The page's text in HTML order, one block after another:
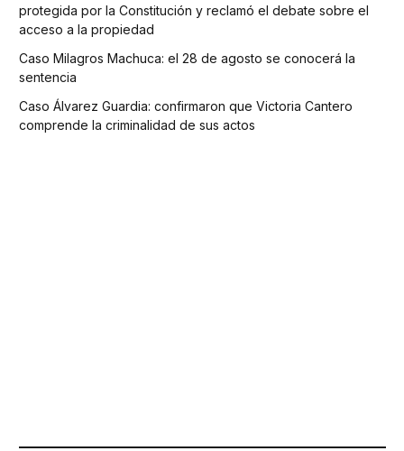
protegida por la Constitución y reclamó el debate sobre el
acceso a la propiedad
Caso Milagros Machuca: el 28 de agosto se conocerá la
sentencia
Caso Álvarez Guardia: confirmaron que Victoria Cantero
comprende la criminalidad de sus actos